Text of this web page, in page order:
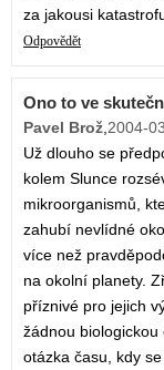
za jakousi
Odpovědět
Ono to ve
Pavel Brož,2004-
Už dlouho se
kolem Slunce
mikroorganismů,
zahubí nevlídné
více než
na okolní planety.
příznivé pro jejich
žádnou
otázka času, kdy